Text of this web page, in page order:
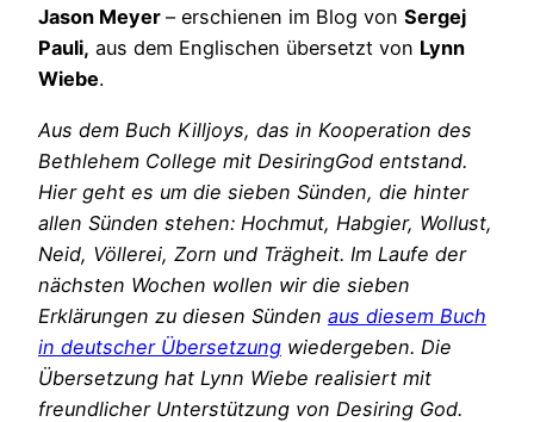
Jason Meyer – erschienen im Blog von Sergej
Pauli, aus dem Englischen übersetzt von Lynn
Wiebe.
Aus dem Buch Killjoys, das in Kooperation des
Bethlehem College mit DesiringGod entstand.
Hier geht es um die sieben Sünden, die hinter
allen Sünden stehen: Hochmut, Habgier, Wollust,
Neid, Völlerei, Zorn und Trägheit. Im Laufe der
nächsten Wochen wollen wir die sieben
Erklärungen zu diesen Sünden aus diesem Buch
in deutscher Übersetzung wiedergeben. Die
Übersetzung hat Lynn Wiebe realisiert mit
freundlicher Unterstützung von Desiring God.